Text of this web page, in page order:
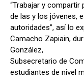
“Trabajar y
de las y los jóvenes,
autoridades”, así lo
Camacho Zapiain,
González,
Subsecretario de
estudiantes de nivel